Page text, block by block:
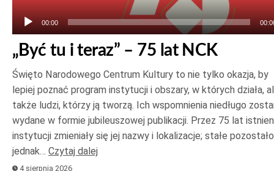
00:00
„Być tu i teraz” – 75 lat NCK
Święto Narodowego Centrum Kultury to nie tylko okazja, by
lepiej poznać program instytucji i obszary, w których działa,
także ludzi, którzy ją tworzą. Ich wspomnienia niedługo
wydane w formie jubileuszowej publikacji. Przez 75 lat
instytucji zmieniały się jej nazwy i lokalizacje; stałe pozostało
jednak… Czytaj dalej
4 sierpnia 2026